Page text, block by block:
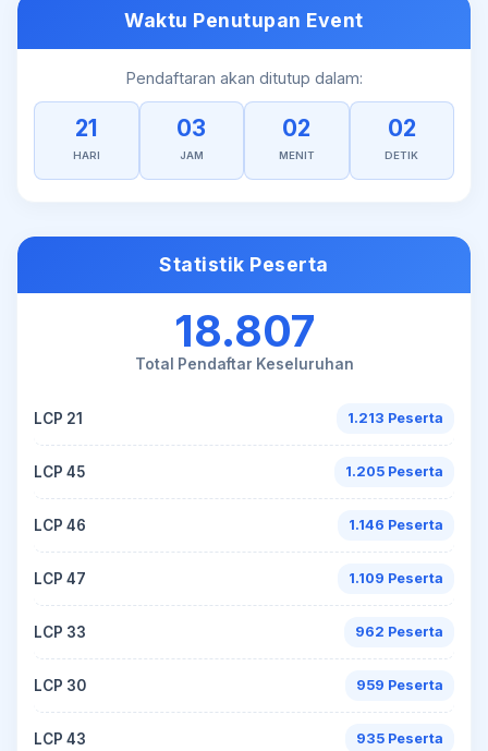
Waktu Penutupan Event
Pendaftaran akan ditutup dalam:
21
HARI
03
JAM
02
MENIT
02
DETIK
Statistik Peserta
18.807
Total Pendaftar Keseluruhan
LCP 21 1.213 Peserta
LCP 45 1.205 Peserta
LCP 46 1.146 Peserta
LCP 47 1.109 Peserta
LCP 33 962 Peserta
LCP 30 959 Peserta
LCP 43 935 Peserta